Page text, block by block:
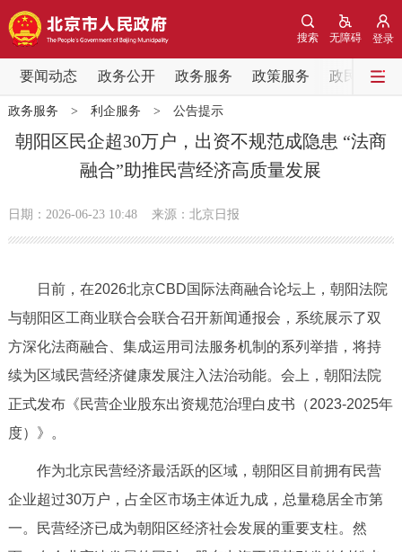
登录
无障碍
搜索
要闻动态 政务公开 政务服务 政策服务 政民互动
要闻动态
党中央精神 国务院信息
北京要闻 会议信息 部门动态
市领导 机构职能 政策服务
政策兑现 政策解读 回应关切
政务服务
政务服务 > 利企服务 > 公告提示
朝阳区民企超30万户，出资不规范成隐患 “法商
融合”助推民营经济高质量发展
日期：2026-06-23 10:48 来源：北京日报
日前，在2026北京CBD国际法商融合论坛上，朝阳法院
与朝阳区工商业联合会联合召开新闻通报会，系统展示了双
方深化法商融合、集成运用司法服务机制的系列举措，将持
续为区域民营经济健康发展注入法治动能。会上，朝阳法院
正式发布《民营企业股东出资规范治理白皮书（2023-2025年
度）》。
作为北京民营经济最活跃的区域，朝阳区目前拥有民营
企业超过30万户，占全区市场主体近九成，总量稳居全市第
一。民营经济已成为朝阳区经济社会发展的重要支柱。然